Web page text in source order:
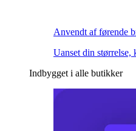
Anvendt af førende
Uanset din størrelse,
Indbygget i alle butikker